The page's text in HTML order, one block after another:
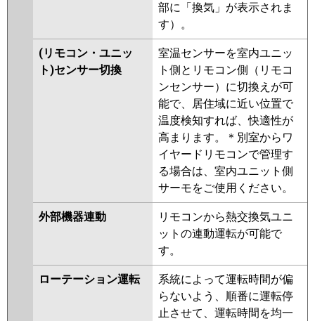
部に「換気」が表示されま
す）。
(リモコン・ユニッ
ト)センサー切換
室温センサーを室内ユニッ
ト側とリモコン側（リモコ
ンセンサー）に切換えが可
能で、居住域に近い位置で
温度検知すれば、快適性が
高まります。＊別室からワ
イヤードリモコンで管理す
る場合は、室内ユニット側
サーモをご使用ください。
外部機器連動
リモコンから熱交換気ユニ
ットの連動運転が可能で
す。
ローテーション運転
系統によって運転時間が偏
らないよう、順番に運転停
止させて、運転時間を均一